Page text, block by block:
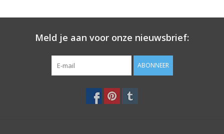
Meld je aan voor onze nieuwsbrief:
ABONNEER